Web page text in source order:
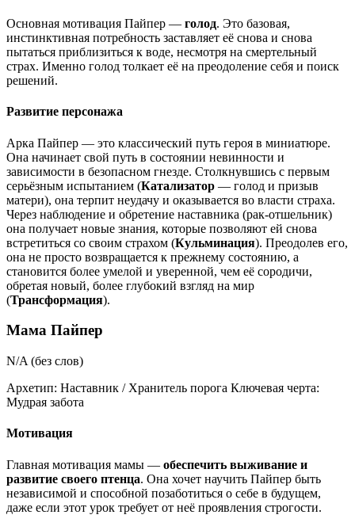
Основная мотивация Пайпер — голод. Это базовая,
инстинктивная потребность заставляет её снова и снова
пытаться приблизиться к воде, несмотря на смертельный
страх. Именно голод толкает её на преодоление себя и поиск
решений.
Развитие персонажа
Арка Пайпер — это классический путь героя в миниатюре.
Она начинает свой путь в состоянии невинности и
зависимости в безопасном гнезде. Столкнувшись с первым
серьёзным испытанием (Катализатор — голод и призыв
матери), она терпит неудачу и оказывается во власти страха.
Через наблюдение и обретение наставника (рак-отшельник)
она получает новые знания, которые позволяют ей снова
встретиться со своим страхом (Кульминация). Преодолев его,
она не просто возвращается к прежнему состоянию, а
становится более умелой и уверенной, чем её сородичи,
обретая новый, более глубокий взгляд на мир
(Трансформация).
Мама Пайпер
N/A (без слов)
Архетип: Наставник / Хранитель порога Ключевая черта:
Мудрая забота
Мотивация
Главная мотивация мамы — обеспечить выживание и
развитие своего птенца. Она хочет научить Пайпер быть
независимой и способной позаботиться о себе в будущем,
даже если этот урок требует от неё проявления строгости.